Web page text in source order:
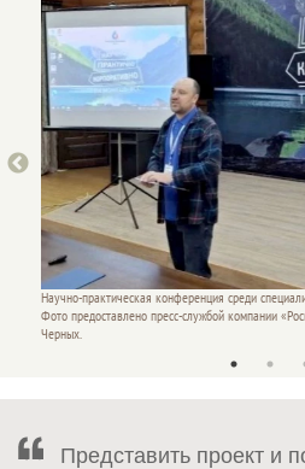
Научно-практическая конференция среди
Фото предоставлено пресс-службой компании
Черных.
Представить проект и